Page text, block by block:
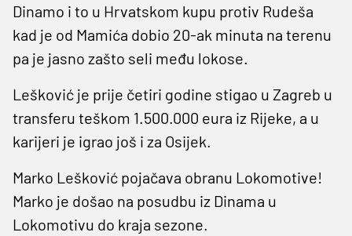
Dinamo i to u Hrvatskom kupu protiv Rudeša
kad je od Mamića dobio 20-ak minuta na terenu
pa je jasno zašto seli među lokose.
Lešković je prije četiri godine stigao u Zagreb u
transferu teškom 1.500.000 eura iz Rijeke, a u
karijeri je igrao još i za Osijek.
Marko Lešković pojačava obranu Lokomotive!
Marko je došao na posudbu iz Dinama u
Lokomotivu do kraja sezone.